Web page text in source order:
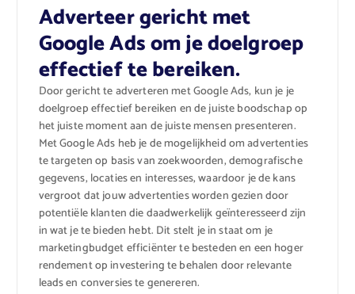
Adverteer gericht met
Google Ads om je doelgroep
effectief te bereiken.
Door gericht te adverteren met Google Ads, kun je je
doelgroep effectief bereiken en de juiste boodschap op
het juiste moment aan de juiste mensen presenteren.
Met Google Ads heb je de mogelijkheid om advertenties
te targeten op basis van zoekwoorden, demografische
gegevens, locaties en interesses, waardoor je de kans
vergroot dat jouw advertenties worden gezien door
potentiële klanten die daadwerkelijk geïnteresseerd zijn
in wat je te bieden hebt. Dit stelt je in staat om je
marketingbudget efficiënter te besteden en een hoger
rendement op investering te behalen door relevante
leads en conversies te genereren.